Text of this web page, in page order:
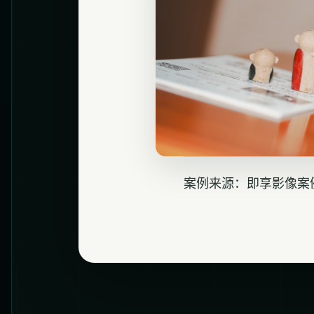
案例来源：即享影像案